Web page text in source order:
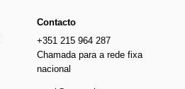
Contacto
+351 215 964 287
Chamada para a rede fixa
nacional